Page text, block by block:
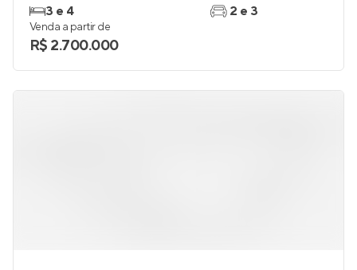
3 e 4
2 e 3
Venda a partir de
R$ 2.700.000